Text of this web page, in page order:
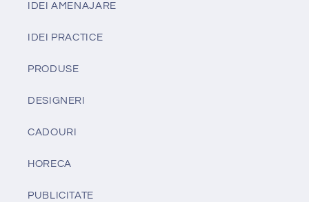
IDEI AMENAJARE
IDEI PRACTICE
PRODUSE
DESIGNERI
CADOURI
HORECA
PUBLICITATE